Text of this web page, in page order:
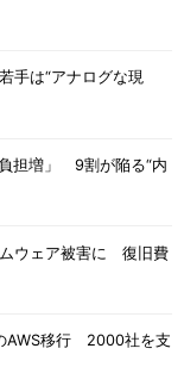
手は“アナログな現
担増」 9割が陥る“内
ウェア被害に 復旧費
AWS移行 2000社を支